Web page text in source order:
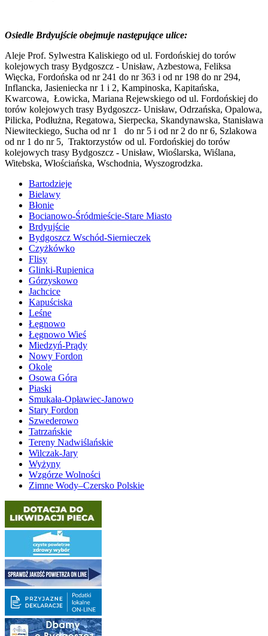
Osiedle Brdyujście obejmuje następujące ulice:
Aleje Prof. Sylwestra Kaliskiego od ul. Fordońskiej do torów
kolejowych trasy Bydgoszcz - Unisław, Azbestowa, Feliksa
Więcka, Fordońska od nr 241 do nr 363 i od nr 198 do nr 294,
Inflancka, Jasieniecka nr 1 i 2, Kampinoska, Kapitańska,
Kwarcowa, Łowicka, Mariana Rejewskiego od ul. Fordońskiej do
torów kolejowych trasy Bydgoszcz- Unisław, Odrzańska, Opalowa,
Pilicka, Podłużna, Regatowa, Sierpecka, Skandynawska, Stanisława
Niewiteckiego, Sucha od nr 1 do nr 5 i od nr 2 do nr 6, Szlakowa
od nr 1 do nr 5, Traktorzystów od ul. Fordońskiej do torów
kolejowych trasy Bydgoszcz - Unisław, Wioślarska, Wiślana,
Witebska, Włościańska, Wschodnia, Wyszogrodzka.
Bartodzieje
Bielawy
Błonie
Bocianowo-Śródmieście-Stare Miasto
Brdyujście
Bydgoszcz Wschód-Siernieczek
Czyżkówko
Flisy
Glinki-Rupienica
Górzyskowo
Jachcice
Kapuściska
Leśne
Łęgnowo
Łęgnowo Wieś
Miedzyń-Prądy
Nowy Fordon
Okole
Osowa Góra
Piaski
Smukała-Opławiec-Janowo
Stary Fordon
Szwederowo
Tatrzańskie
Tereny Nadwiślańskie
Wilczak-Jary
Wyżyny
Wzgórze Wolności
Zimne Wody–Czersko Polskie